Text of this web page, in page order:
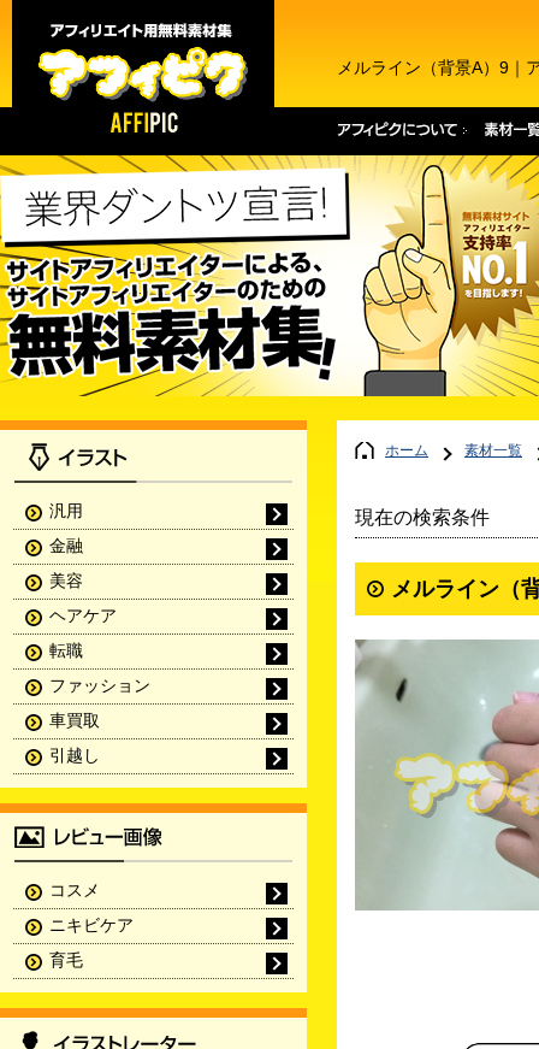
メルライン（背景A）9｜
ホーム 素材一覧
現在の検索条件
メルライン（
汎用
金融
美容
ヘアケア
転職
ファッション
車買取
引越し
コスメ
ニキビケア
育毛